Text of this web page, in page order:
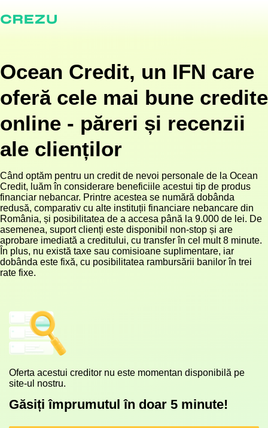
Ocean Credit, un IFN care
oferă cele mai bune credite
online - păreri și recenzii
ale clienților
Când optăm pentru un credit de nevoi personale de la Ocean
Credit, luăm în considerare beneficiile acestui tip de produs
financiar nebancar. Printre acestea se numără dobânda
redusă, comparativ cu alte instituții financiare nebancare din
România, și posibilitatea de a accesa până la 9.000 de lei. De
asemenea, suport clienți este disponibil non-stop și are
aprobare imediată a creditului, cu transfer în cel mult 8 minute.
În plus, nu există taxe sau comisioane suplimentare, iar
dobânda este fixă, cu posibilitatea rambursării banilor în trei
rate fixe.
Oferta acestui creditor nu este momentan disponibilă pe
site-ul nostru.
Găsiți împrumutul în doar 5 minute!